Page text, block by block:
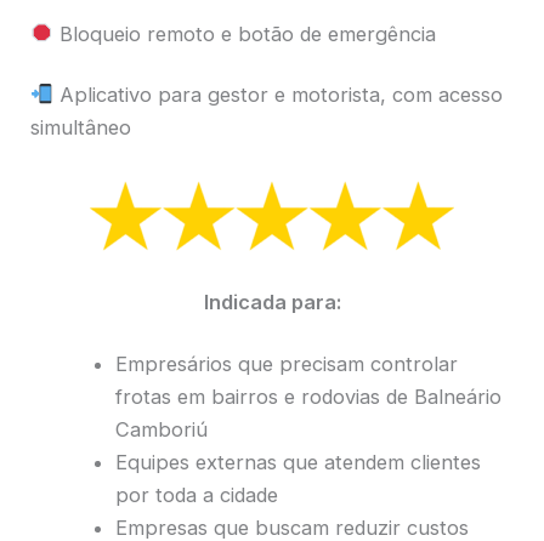
Bloqueio remoto e botão de emergência
Aplicativo para gestor e motorista, com acesso
simultâneo
Indicada para:
Empresários que precisam controlar
frotas em bairros e rodovias de Balneário
Camboriú
Equipes externas que atendem clientes
por toda a cidade
Empresas que buscam reduzir custos